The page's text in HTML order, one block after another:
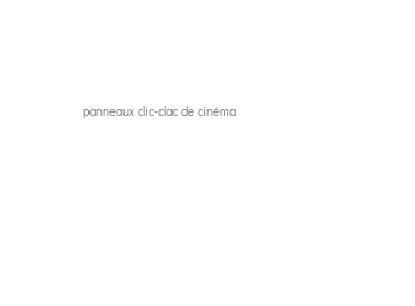
panneaux clic-clac de cinéma